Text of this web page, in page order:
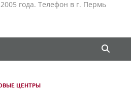
года. Телефон в г. Пермь
ЦЕНТРЫ